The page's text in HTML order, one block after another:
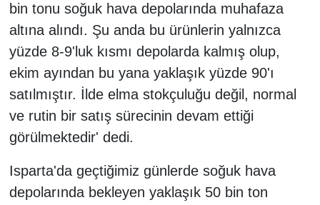
bin tonu soğuk hava depolarında muhafaza
altına alındı. Şu anda bu ürünlerin yalnızca
yüzde 8-9'luk kısmı depolarda kalmış olup,
ekim ayından bu yana yaklaşık yüzde 90'ı
satılmıştır. İlde elma stokçuluğu değil, normal
ve rutin bir satış sürecinin devam ettiği
görülmektedir' dedi.
Isparta'da geçtiğimiz günlerde soğuk hava
depolarında bekleyen yaklaşık 50 bin ton